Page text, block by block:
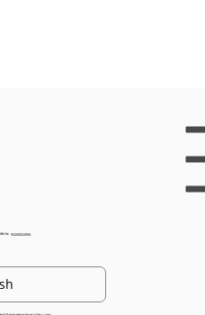
93205022094